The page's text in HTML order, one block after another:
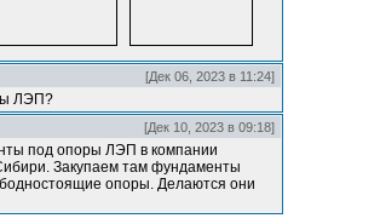
[Дек 06, 2023 в 11:24]
ЛЭП?
[Дек 10, 2023 в 09:18]
под опоры ЛЭП в компании
Закупаем там фундаменты
опоры. Делаются они